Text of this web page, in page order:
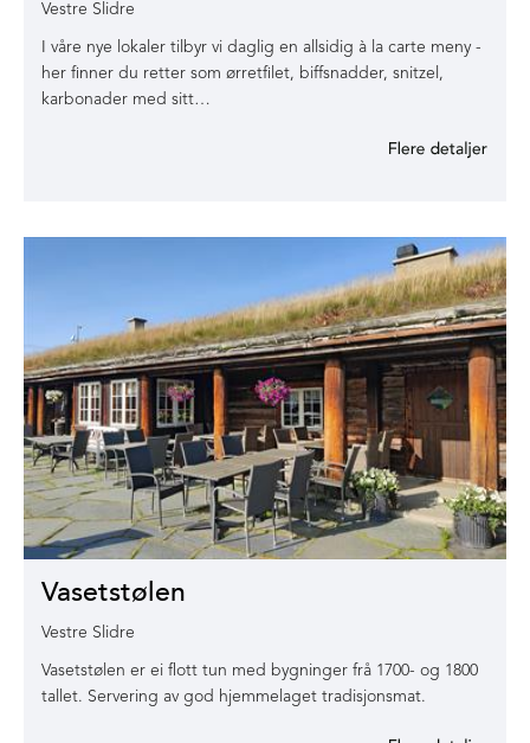
Vestre Slidre
I våre nye lokaler tilbyr vi daglig en allsidig à la carte meny -
her finner du retter som ørretfilet, biffsnadder, snitzel,
karbonader med sitt…
Vasetstølen
Vestre Slidre
Vasetstølen er ei flott tun med bygninger frå 1700- og 1800
tallet. Servering av god hjemmelaget tradisjonsmat.